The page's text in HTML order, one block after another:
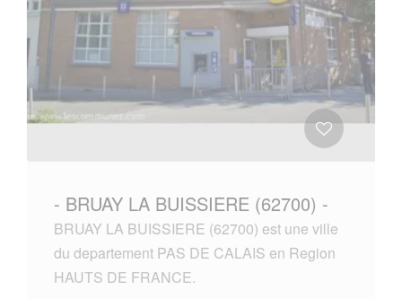
- BRUAY LA BUISSIERE (62700) -
BRUAY LA BUISSIERE (62700) est une ville
du departement PAS DE CALAIS en Region
HAUTS DE FRANCE.